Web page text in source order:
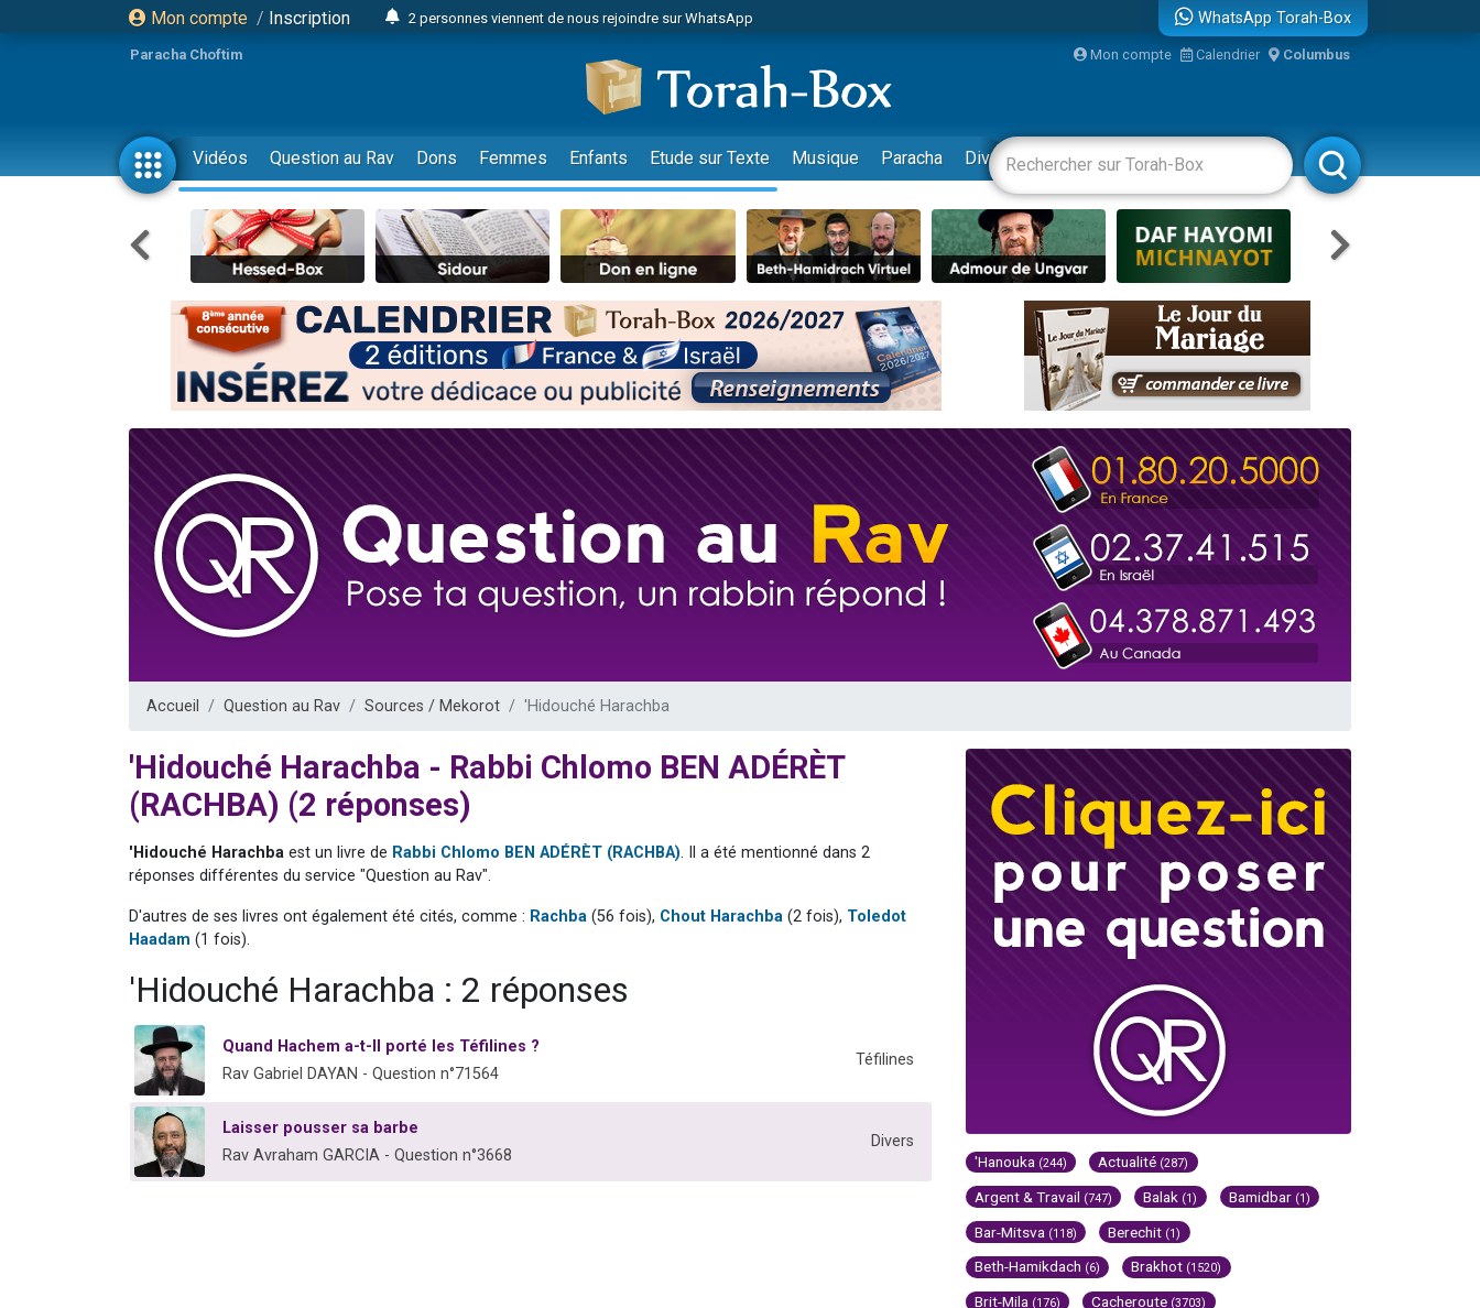
Mon compte / Inscription
2 personnes viennent de nous rejoindre sur WhatsApp
3 personnes viennent de faire un don pour Événements Torah-Box
2 personnes viennent de faire un don pour Tsédaka : pauvres d'Israel
3 personnes viennent de nous rejoindre sur WhatsApp
11 personnes viennent de demander une bénédiction
3 personnes viennent de faire un don pour Diane, 80 ans, dans un appartement insalubre
Il reste 49 places pour étudier en groupe sur Zoom
2 personnes viennent de nous rejoindre sur WhatsApp
29 personnes viennent de demander une bénédiction
Il reste 49 places pour étudier en groupe sur Zoom
2 personnes viennent de nous rejoindre sur WhatsApp
6 personnes viennent de nous rejoindre sur WhatsApp
4 personnes viennent de faire un don pour Reloger Rivka, 6 enfants, victime de violences...
2 personnes viennent de faire un don pour 1 Journée de Vacances Pour les Enfants
17 personnes viennent de demander une bénédiction
4 personnes viennent de nous rejoindre sur WhatsApp
Il reste 49 places pour étudier en groupe sur Zoom
Eva vient de donner son Maasser
WhatsApp Torah-Box
Paracha Choftim Mon compte Calendrier Columbus
Vidéos Question au Rav Dons Femmes Enfants Etude sur Texte Musique Paracha Divertissements Livres Rabbanim
Accueil Question au Rav Sources / Mekorot 'Hidouché Harachba
'Hidouché Harachba - Rabbi Chlomo BEN ADÉRÈT
(RACHBA) (2 réponses)
'Hidouché Harachba est un livre de Rabbi Chlomo BEN ADÉRÈT (RACHBA). Il a été mentionné dans 2
réponses différentes du service "Question au Rav".
D'autres de ses livres ont également été cités, comme : Rachba (56 fois), Chout Harachba (2 fois), Toledot
Haadam (1 fois).
'Hidouché Harachba : 2 réponses
Quand Hachem a-t-Il porté les Téfilines ?
Rav Gabriel DAYAN - Question n°71564
Téfilines
Laisser pousser sa barbe
Rav Avraham GARCIA - Question n°3668
Divers
'Hanouka (244) Actualité (287)
Argent & Travail (747) Balak (1) Bamidbar (1)
Bar-Mitsva (118) Berechit (1)
Beth-Hamikdach (6) Brakhot (1520)
Brit-Mila (176) Cacheroute (3703)